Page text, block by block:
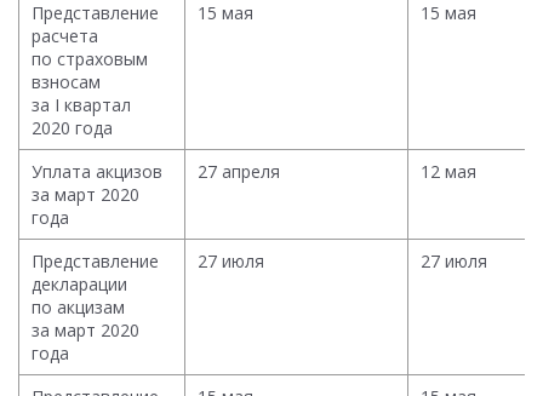
Представление
расчета
по страховым
взносам
за I квартал
2020 года
15 мая 15 мая
Уплата акцизов
за март 2020
года
27 апреля 12 мая
Представление
декларации
по акцизам
за март 2020
года
27 июля 27 июля